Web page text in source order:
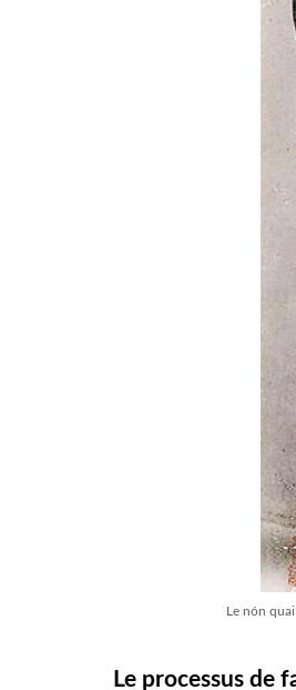
Le nón
Le processus de